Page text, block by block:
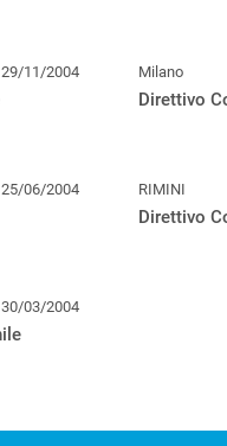
29/11/2004 Milano
Direttivo
25/06/2004 RIMINI
Direttivo
30/03/2004